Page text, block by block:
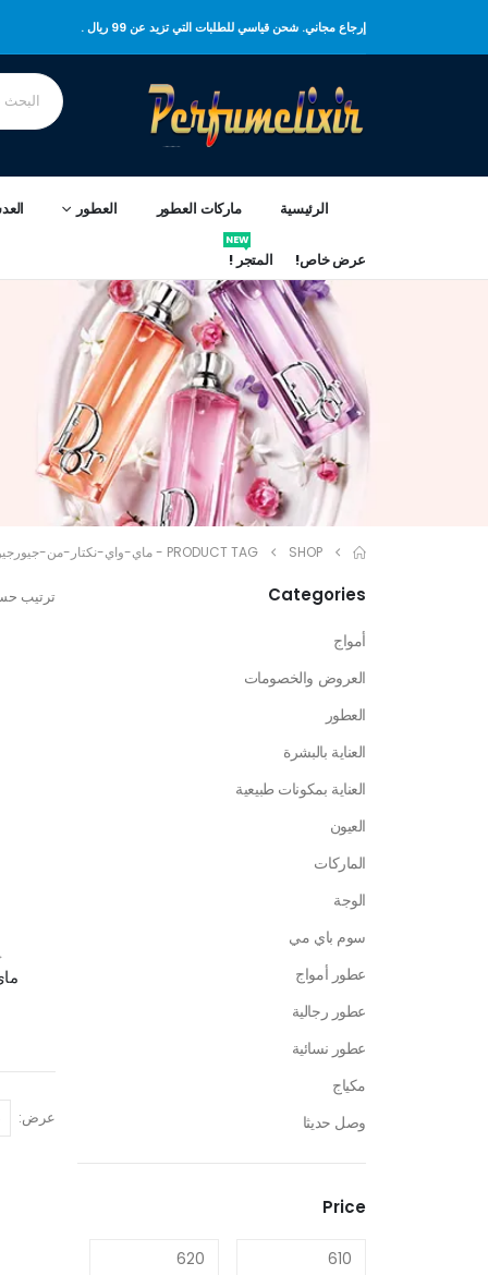
إرجاع مجاني. شحن قياسي للطلبات التي تزيد عن 99 ريال .
الرئيسية ماركات العطور العطور
عرض خاص! المتجر !
NEW
SHOP
PRODUCT TAG - ماي-واي-نكتار-من-
ترتيب
عرض:
Categories
أمواج
العروض والخصومات
العطور
العناية بالبشرة
العناية بمكونات طبيعية
العيون
الماركات
الوجة
سوم باي مي
عطور أمواج
عطور رجالية
عطور نسائية
مكياج
وصل حديثا
Price